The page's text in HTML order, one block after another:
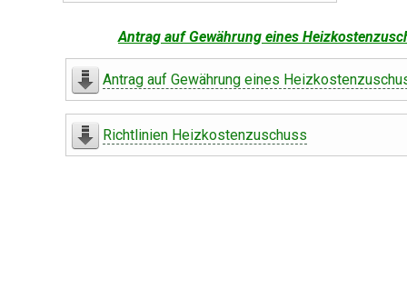
Antrag auf Gewährung eines
Antrag auf Gewährung eines
Richtlinien Heizkostenzuschuss